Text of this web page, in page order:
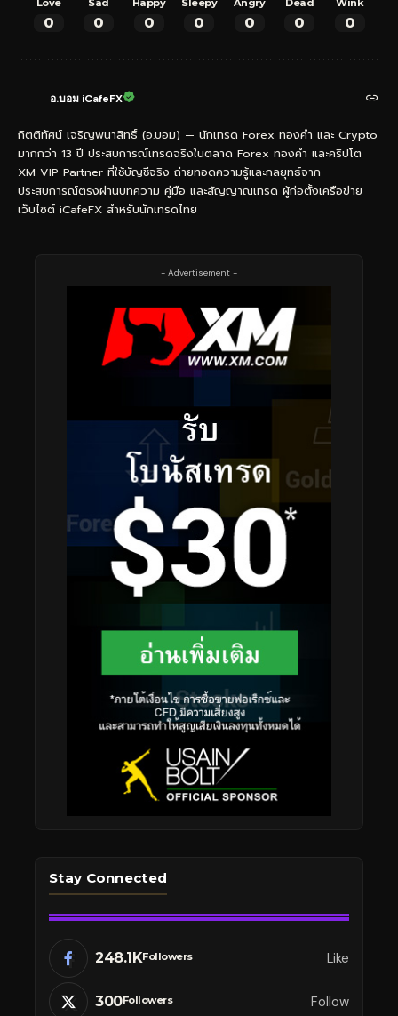
Love
0
Sad
0
Happy
0
Sleepy
0
Angry
0
Dead
0
Wink
0
อ.บอม iCafeFX
กิตติทัศน์ เจริญพนาสิทธิ์ (อ.บอม) — นักเทรด Forex ทองคำ และ Crypto
มากกว่า 13 ปี ประสบการณ์เทรดจริงในตลาด Forex ทองคำ และคริปโต
XM VIP Partner ที่ใช้บัญชีจริง ถ่ายทอดความรู้และกลยุทธ์จาก
ประสบการณ์ตรงผ่านบทความ คู่มือ และสัญญาณเทรด ผู้ก่อตั้งเครือข่าย
เว็บไซต์ iCafeFX สำหรับนักเทรดไทย
- Advertisement -
Stay Connected
248.1KFollowers Like
300Followers Follow